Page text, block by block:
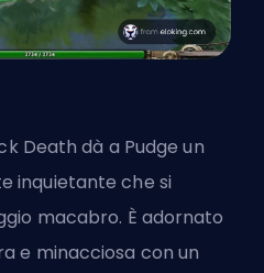
Death dà a Pudge un
inquietante che si
macabro. È adornato
e minacciosa con un